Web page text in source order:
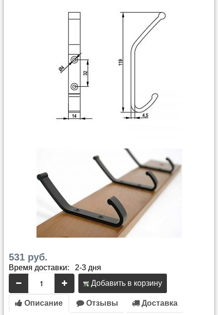
531 руб.
Время доставки: 2-3 дня
Добавить в корзину
Описание Отзывы Доставка